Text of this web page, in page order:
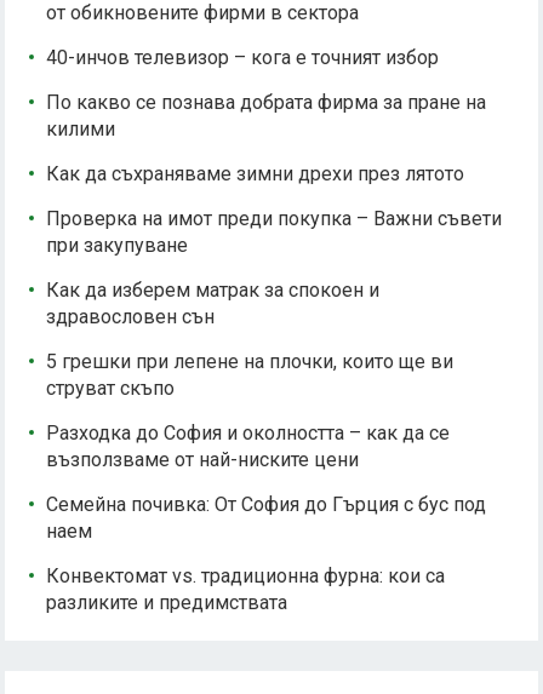
от обикновените фирми в сектора
40-инчов телевизор – кога е точният избор
По какво се познава добрата фирма за пране на
килими
Как да съхраняваме зимни дрехи през лятото
Проверка на имот преди покупка – Важни съвети
при закупуване
Как да изберем матрак за спокоен и
здравословен сън
5 грешки при лепене на плочки, които ще ви
струват скъпо
Разходка до София и околността – как да се
възползваме от най-ниските цени
Семейна почивка: От София до Гърция с бус под
наем
Конвектомат vs. традиционна фурна: кои са
разликите и предимствата